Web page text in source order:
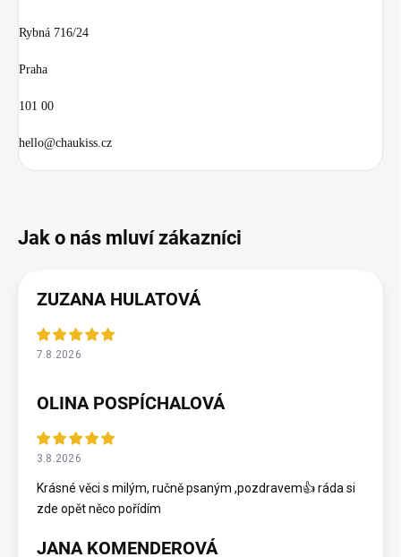
Rybná 716/24
Praha
101 00
hello@chaukiss.cz
ZUZANA HULATOVÁ
7.8.2026
OLINA POSPÍCHALOVÁ
3.8.2026
Krásné věci s milým, ručně psaným ,pozdravem👍 ráda si
zde opět něco pořídím
JANA KOMENDEROVÁ